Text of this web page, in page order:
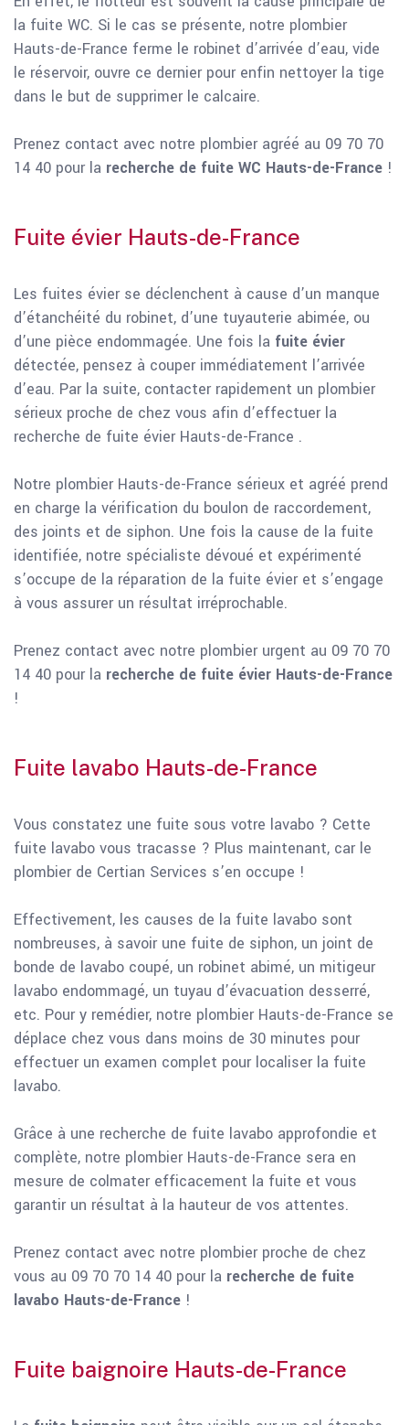
la fuite WC. Si le cas se présente, notre plombier
Hauts-de-France ferme le robinet d’arrivée d’eau, vide
le réservoir, ouvre ce dernier pour enfin nettoyer la tige
dans le but de supprimer le calcaire.
Prenez contact avec notre plombier agréé au 09 70 70
14 40 pour la recherche de fuite WC Hauts-de-France !
Fuite évier Hauts-de-France
Les fuites évier se déclenchent à cause d’un manque
d’étanchéité du robinet, d’une tuyauterie abimée, ou
d’une pièce endommagée. Une fois la fuite évier
détectée, pensez à couper immédiatement l’arrivée
d’eau. Par la suite, contacter rapidement un plombier
sérieux proche de chez vous afin d’effectuer la
recherche de fuite évier Hauts-de-France .
Notre plombier Hauts-de-France sérieux et agréé prend
en charge la vérification du boulon de raccordement,
des joints et de siphon. Une fois la cause de la fuite
identifiée, notre spécialiste dévoué et expérimenté
s’occupe de la réparation de la fuite évier et s’engage
à vous assurer un résultat irréprochable.
Prenez contact avec notre plombier urgent au 09 70 70
14 40 pour la recherche de fuite évier Hauts-de-France
!
Fuite lavabo Hauts-de-France
Vous constatez une fuite sous votre lavabo ? Cette
fuite lavabo vous tracasse ? Plus maintenant, car le
plombier de Certian Services s’en occupe !
Effectivement, les causes de la fuite lavabo sont
nombreuses, à savoir une fuite de siphon, un joint de
bonde de lavabo coupé, un robinet abimé, un mitigeur
lavabo endommagé, un tuyau d’évacuation desserré,
etc. Pour y remédier, notre plombier Hauts-de-France se
déplace chez vous dans moins de 30 minutes pour
effectuer un examen complet pour localiser la fuite
lavabo.
Grâce à une recherche de fuite lavabo approfondie et
complète, notre plombier Hauts-de-France sera en
mesure de colmater efficacement la fuite et vous
garantir un résultat à la hauteur de vos attentes.
Prenez contact avec notre plombier proche de chez
vous au 09 70 70 14 40 pour la recherche de fuite
lavabo Hauts-de-France !
Fuite baignoire Hauts-de-France